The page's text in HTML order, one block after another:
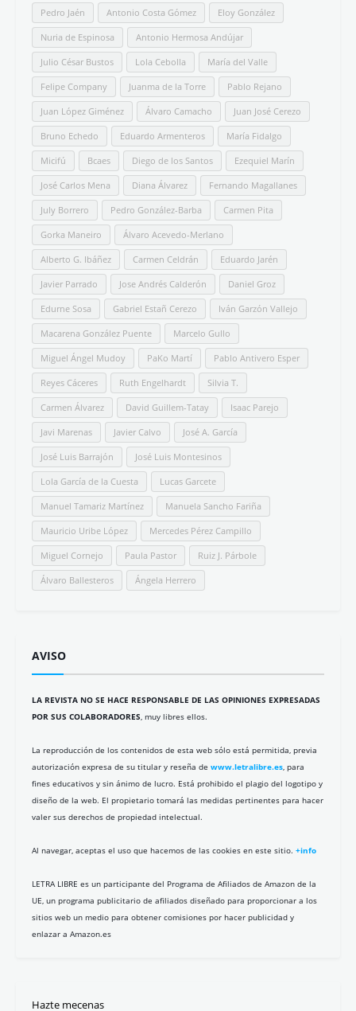
Pedro Jaén Antonio Costa Gómez Eloy González
Nuria de Espinosa Antonio Hermosa Andújar
Julio César Bustos Lola Cebolla María del Valle
Felipe Company Juanma de la Torre Pablo Rejano
Juan López Giménez Álvaro Camacho Juan José Cerezo
Bruno Echedo Eduardo Armenteros María Fidalgo
Micifú Bcaes Diego de los Santos Ezequiel Marín
José Carlos Mena Diana Álvarez Fernando Magallanes
July Borrero Pedro González-Barba Carmen Pita
Gorka Maneiro Álvaro Acevedo-Merlano
Alberto G. Ibáñez Carmen Celdrán Eduardo Jarén
Javier Parrado Jose Andrés Calderón Daniel Groz
Edurne Sosa Gabriel Estañ Cerezo Iván Garzón Vallejo
Macarena González Puente Marcelo Gullo
Miguel Ángel Mudoy PaKo Martí Pablo Antivero Esper
Reyes Cáceres Ruth Engelhardt Silvia T.
Carmen Álvarez David Guillem-Tatay Isaac Parejo
Javi Marenas Javier Calvo José A. García
José Luis Barrajón José Luis Montesinos
Lola García de la Cuesta Lucas Garcete
Manuel Tamariz Martínez Manuela Sancho Fariña
Mauricio Uribe López Mercedes Pérez Campillo
Miguel Cornejo Paula Pastor Ruiz J. Párbole
Álvaro Ballesteros Ángela Herrero
AVISO
LA REVISTA NO SE HACE RESPONSABLE DE LAS OPINIONES EXPRESADAS
POR SUS COLABORADORES, muy libres ellos.
La reproducción de los contenidos de esta web sólo está permitida, previa
autorización expresa de su titular y reseña de www.letralibre.es, para
fines educativos y sin ánimo de lucro. Está prohibido el plagio del logotipo y
diseño de la web. El propietario tomará las medidas pertinentes para hacer
valer sus derechos de propiedad intelectual.
Al navegar, aceptas el uso que hacemos de las cookies en este sitio. +info
LETRA LIBRE es un participante del Programa de Afiliados de Amazon de la
UE, un programa publicitario de afiliados diseñado para proporcionar a los
sitios web un medio para obtener comisiones por hacer publicidad y
enlazar a Amazon.es
Hazte mecenas